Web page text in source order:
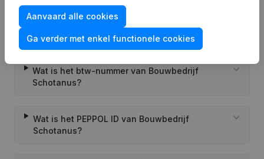
Wat is het KVK-nummer van Bouwbedrijf
Schotanus?
Wat is het btw-nummer van Bouwbedrijf
Schotanus?
Wat is het PEPPOL ID van Bouwbedrijf
Schotanus?
Aanvaard alle cookies
Ga verder met enkel functionele cookies